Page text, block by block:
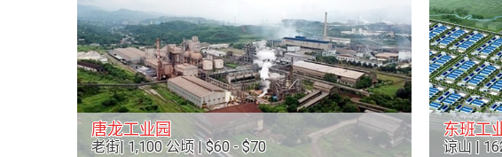
唐龙工业园
老街| 1,100 公顷 | $60 - $70
东班工
谅山 |